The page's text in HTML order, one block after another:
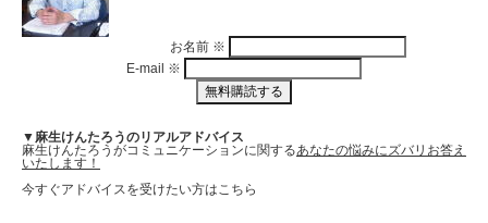
お名前 ※
E-mail ※
▼麻生けんたろうのリアルアドバイス
麻生けんたろうがコミュニケーションに関するあなたの悩みにズバリお答え
いたします！
今すぐアドバイスを受けたい方はこちら